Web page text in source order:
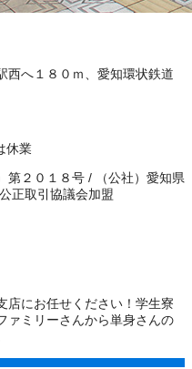
西へ１８０ｍ、愛知環状鉄道
休業
第２０１８号 /
（公社）愛知県
正取引協議会加盟
店にお任せください！学生寮
ァミリーさんから単身さんの